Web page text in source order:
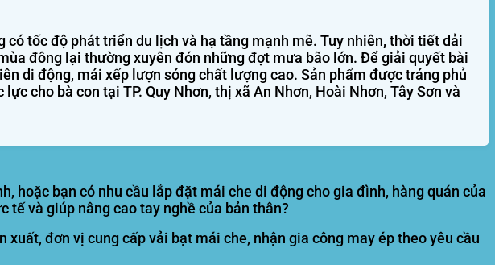
tốc độ phát triển du lịch và hạ tầng mạnh mẽ. Tuy nhiên, thời tiết dải
đông lại thường xuyên đón những đợt mưa bão lớn. Để giải quyết bài
di động, mái xếp lượn sóng chất lượng cao. Sản phẩm được tráng phủ
cho bà con tại TP. Quy Nhơn, thị xã An Nhơn, Hoài Nhơn, Tây Sơn và
, hoặc bạn có nhu cầu lắp đặt mái che di động cho gia đình, hàng quán của
và giúp nâng cao tay nghề của bản thân?
đơn vị cung cấp vải bạt mái che, nhận gia công may ép theo yêu cầu